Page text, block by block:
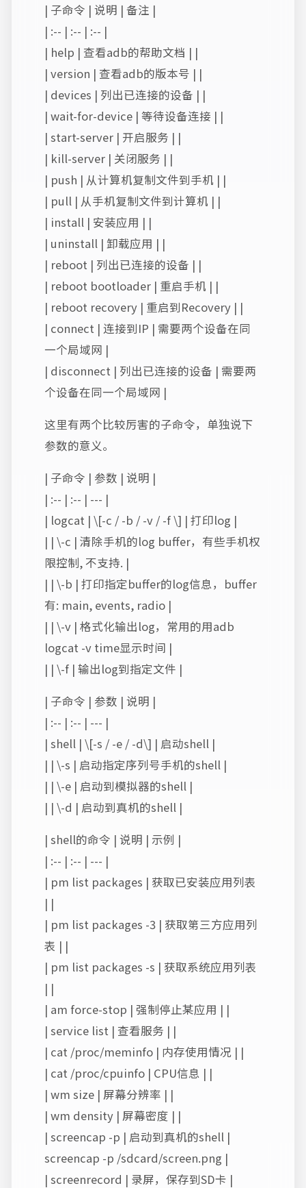
| 子命令 | 说明 | 备注 |
| :-- | :-- | :-- |
| help | 查看adb的帮助文档 | |
| version | 查看adb的版本号 | |
| devices | 列出已连接的设备 | |
| wait-for-device | 等待设备连接 | |
| start-server | 开启服务 | |
| kill-server | 关闭服务 | |
| push | 从计算机复制文件到手机 | |
| pull | 从手机复制文件到计算机 | |
| install | 安装应用 | |
| uninstall | 卸载应用 | |
| reboot | 列出已连接的设备 | |
| reboot bootloader | 重启手机 | |
| reboot recovery | 重启到Recovery | |
| connect | 连接到IP | 需要两个设备在同
一个局域网 |
| disconnect | 列出已连接的设备 | 需要两
个设备在同一个局域网 |
这里有两个比较厉害的子命令，单独说下
参数的意义。
| 子命令 | 参数 | 说明 |
| :-- | :-- | --- |
| logcat | \[-c / -b / -v / -f \] | 打印log |
| | \-c | 清除手机的log buffer，有些手机权
限控制, 不支持. |
| | \-b | 打印指定buffer的log信息，buffer
有: main, events, radio |
| | \-v | 格式化输出log，常用的用adb
logcat -v time显示时间 |
| | \-f | 输出log到指定文件 |
| 子命令 | 参数 | 说明 |
| :-- | :-- | --- |
| shell | \[-s / -e / -d\] | 启动shell |
| | \-s | 启动指定序列号手机的shell |
| | \-e | 启动到模拟器的shell |
| | \-d | 启动到真机的shell |
| shell的命令 | 说明 | 示例 |
| :-- | :-- | --- |
| pm list packages | 获取已安装应用列表
| |
| pm list packages -3 | 获取第三方应用列
表 | |
| pm list packages -s | 获取系统应用列表
| |
| am force-stop | 强制停止某应用 | |
| service list | 查看服务 | |
| cat /proc/meminfo | 内存使用情况 | |
| cat /proc/cpuinfo | CPU信息 | |
| wm size | 屏幕分辨率 | |
| wm density | 屏幕密度 | |
| screencap -p | 启动到真机的shell |
screencap -p /sdcard/screen.png |
| screenrecord | 录屏，保存到SD卡 |